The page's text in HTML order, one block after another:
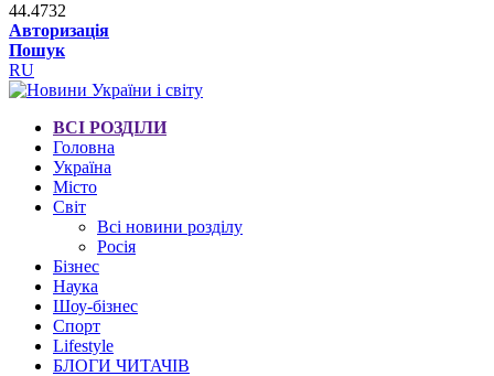
44.4732
Авторизація
Пошук
RU
ВСІ РОЗДІЛИ
Головна
Україна
Місто
Світ
Всі новини розділу
Росія
Бізнес
Наука
Шоу-бізнес
Спорт
Lifestyle
БЛОГИ ЧИТАЧІВ